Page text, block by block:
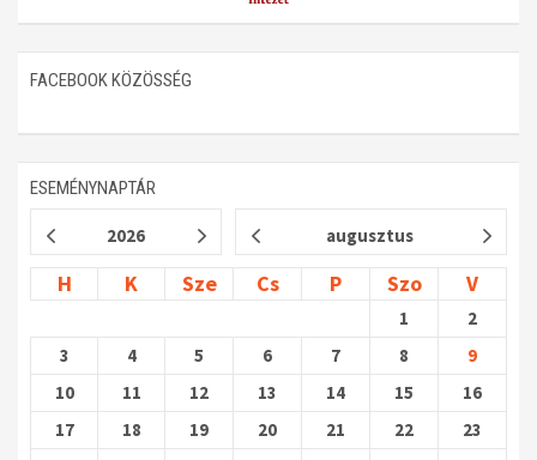
FACEBOOK KÖZÖSSÉG
ESEMÉNYNAPTÁR
2026 augusztus
H K Sze Cs P Szo V
1
2
3
4 5 6 7 8
9
10
11 12 13 14 15
16
17
18 19 20 21 22
23